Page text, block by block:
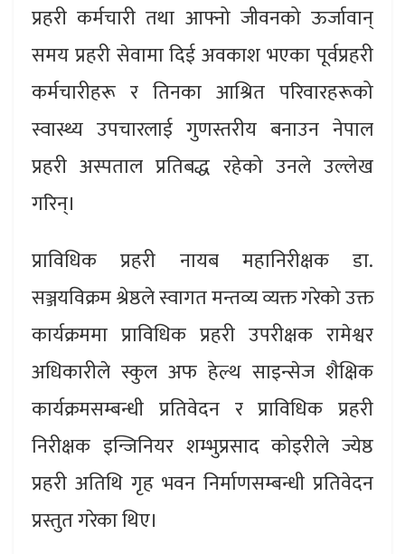
प्रहरी कर्मचारी तथा आफ्नो जीवनको ऊर्जावान्
समय प्रहरी सेवामा दिई अवकाश भएका पूर्वप्रहरी
कर्मचारीहरू र तिनका आश्रित परिवारहरूको
स्वास्थ्य उपचारलाई गुणस्तरीय बनाउन नेपाल
प्रहरी अस्पताल प्रतिबद्ध रहेको उनले उल्लेख
गरिन्।
प्राविधिक प्रहरी नायब महानिरीक्षक डा.
सञ्जयविक्रम श्रेष्ठले स्वागत मन्तव्य व्यक्त गरेको उक्त
कार्यक्रममा प्राविधिक प्रहरी उपरीक्षक रामेश्वर
अधिकारीले स्कुल अफ हेल्थ साइन्सेज शैक्षिक
कार्यक्रमसम्बन्धी प्रतिवेदन र प्राविधिक प्रहरी
निरीक्षक इन्जिनियर शम्भुप्रसाद कोइरीले ज्येष्ठ
प्रहरी अतिथि गृह भवन निर्माणसम्बन्धी प्रतिवेदन
प्रस्तुत गरेका थिए।